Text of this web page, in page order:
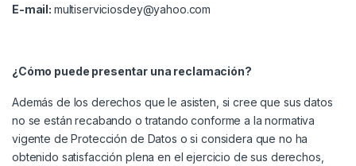
E-mail: multiserviciosdey@yahoo.com
¿Cómo puede presentar una reclamación?
Además de los derechos que le asisten, si cree que sus datos
no se están recabando o tratando conforme a la normativa
vigente de Protección de Datos o si considera que no ha
obtenido satisfacción plena en el ejercicio de sus derechos,